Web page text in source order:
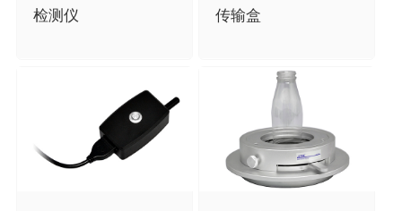
检测仪
传输盒